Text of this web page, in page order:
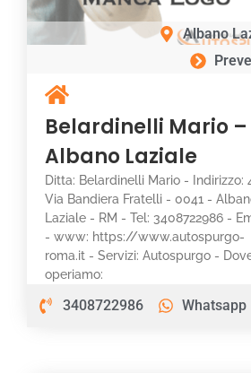
Albano
Belardinelli Mario –
Albano Laziale
Ditta: Belardinelli Mario - Indirizzo:
Via Bandiera Fratelli - 0041 -
Laziale - RM - Tel: 3408722986 -
- www: https://www.autospurgo-
roma.it - Servizi: Autospurgo -
operiamo:
3408722986 Whatsapp